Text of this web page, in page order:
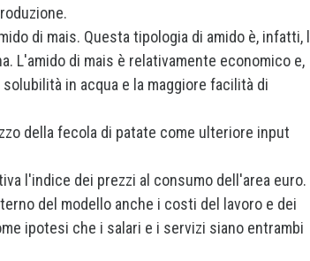
di mais. Questa tipologia di amido è, infatti,
L'amido di mais è relativamente economico e,
in acqua e la maggiore facilità di
della fecola di patate come ulteriore input
l'indice dei prezzi al consumo dell'area euro.
del modello anche i costi del lavoro e dei
ipotesi che i salari e i servizi siano entrambi